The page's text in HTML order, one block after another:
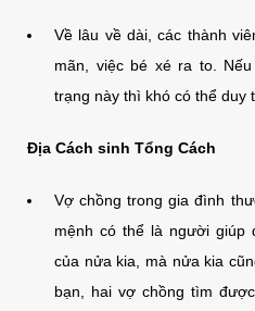
Về lâu về dài, các thành
mãn, việc bé xé ra to.
trạng này thì khó có thể duy
Địa Cách sinh Tổng Cách
Vợ chồng trong gia đình
mệnh có thể là người giúp
của nửa kia, mà nửa kia
bạn, hai vợ chồng tìm